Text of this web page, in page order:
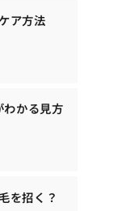
ア方法
かる見方
を招く？